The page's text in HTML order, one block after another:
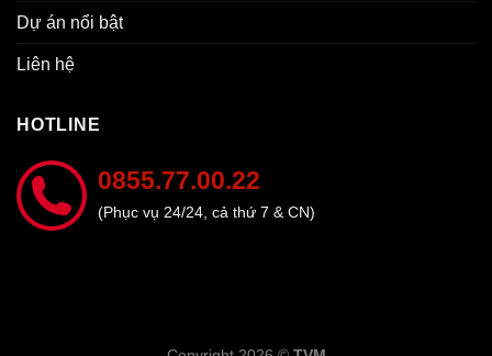
Dự án nổi bật
Liên hệ
HOTLINE
0855.77.00.22
(Phục vụ 24/24, cả thứ 7 & CN)